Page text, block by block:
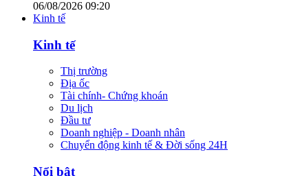
06/08/2026 09:20
Kinh tế
Kinh tế
Thị trường
Địa ốc
Tài chính- Chứng khoán
Du lịch
Đầu tư
Doanh nghiệp - Doanh nhân
Chuyển động kinh tế & Đời sống 24H
Nổi bật